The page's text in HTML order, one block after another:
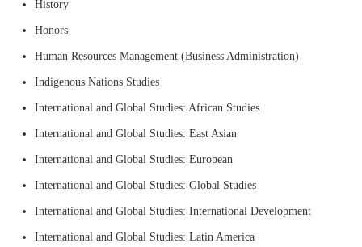
History
Honors
Human Resources Management (Business Administration)
Indigenous Nations Studies
International and Global Studies: African Studies
International and Global Studies: East Asian
International and Global Studies: European
International and Global Studies: Global Studies
International and Global Studies: International Development
International and Global Studies: Latin America